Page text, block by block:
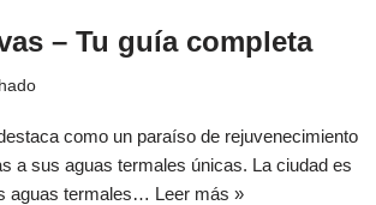
– Tu guía completa
como un paraíso de rejuvenecimiento
a sus aguas termales únicas. La ciudad es
aguas termales… Leer más »